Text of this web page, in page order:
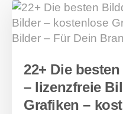
Suchen nach:
22+ Die
– lizenzfreie
Grafiken –